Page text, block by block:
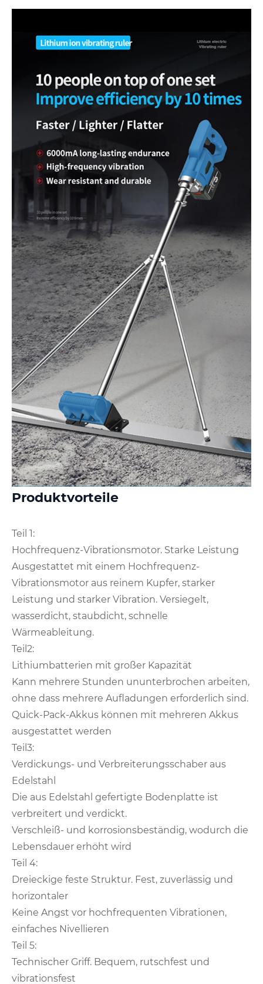
Produktvorteile
Teil 1:
Hochfrequenz-Vibrationsmotor. Starke Leistung
Ausgestattet mit einem Hochfrequenz-
Vibrationsmotor aus reinem Kupfer, starker
Leistung und starker Vibration. Versiegelt,
wasserdicht, staubdicht, schnelle
Wärmeableitung.
Teil2:
Lithiumbatterien mit großer Kapazität
Kann mehrere Stunden ununterbrochen arbeiten,
ohne dass mehrere Aufladungen erforderlich sind.
Quick-Pack-Akkus können mit mehreren Akkus
ausgestattet werden
Teil3:
Verdickungs- und Verbreiterungsschaber aus
Edelstahl
Die aus Edelstahl gefertigte Bodenplatte ist
verbreitert und verdickt.
Verschleiß- und korrosionsbeständig, wodurch die
Lebensdauer erhöht wird
Teil 4:
Dreieckige feste Struktur. Fest, zuverlässig und
horizontaler
Keine Angst vor hochfrequenten Vibrationen,
einfaches Nivellieren
Teil 5:
Technischer Griff. Bequem, rutschfest und
vibrationsfest